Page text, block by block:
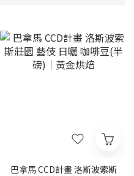
巴拿馬 CCD計畫 洛斯波索斯